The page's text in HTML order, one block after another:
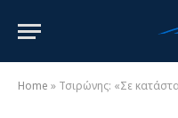
Home » Τσιρώνης: «Σε κατάσταση λειτουργικού